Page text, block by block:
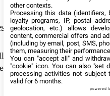
nouvelles armes
artificielle ne
fiction. Faciles à
other contexts.
Processing this data (identifiers,
loyalty programs, IP, postal
geolocation, etc.) allows
content, commercial offers and
(including by email, post, SMS,
them, measuring their
You can "accept all" and
"cookie" icon. You can also "set
processing activities not subject
valid for 6 months.
powered